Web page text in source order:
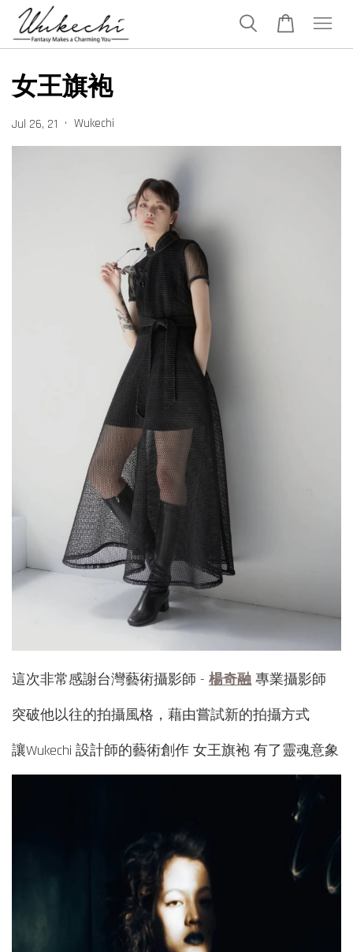
女王旗袍
Jul 26, 21 • Wukechi
這次非常感謝台灣藝術攝影師 - 楊奇融 專業攝影師
突破他以往的拍攝風格，藉由嘗試新的拍攝方式
讓Wukechi 設計師的藝術創作 女王旗袍 有了靈魂意象